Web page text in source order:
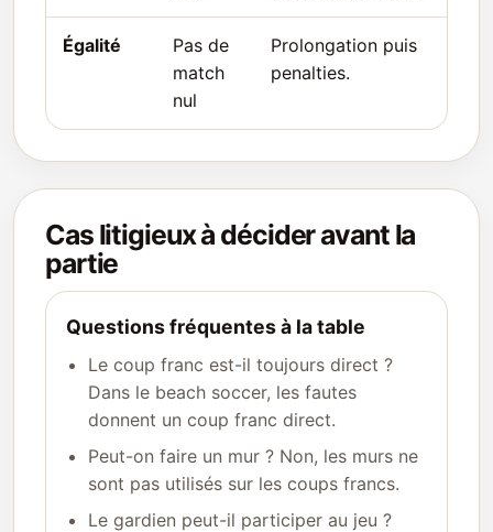
Égalité
Pas de
match
nul
Prolongation puis
penalties.
Cas litigieux à décider avant la
partie
Questions fréquentes à la table
Le coup franc est-il toujours direct ?
Dans le beach soccer, les fautes
donnent un coup franc direct.
Peut-on faire un mur ? Non, les murs ne
sont pas utilisés sur les coups francs.
Le gardien peut-il participer au jeu ?